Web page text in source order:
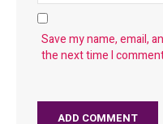
Save my name, email,
the next time I